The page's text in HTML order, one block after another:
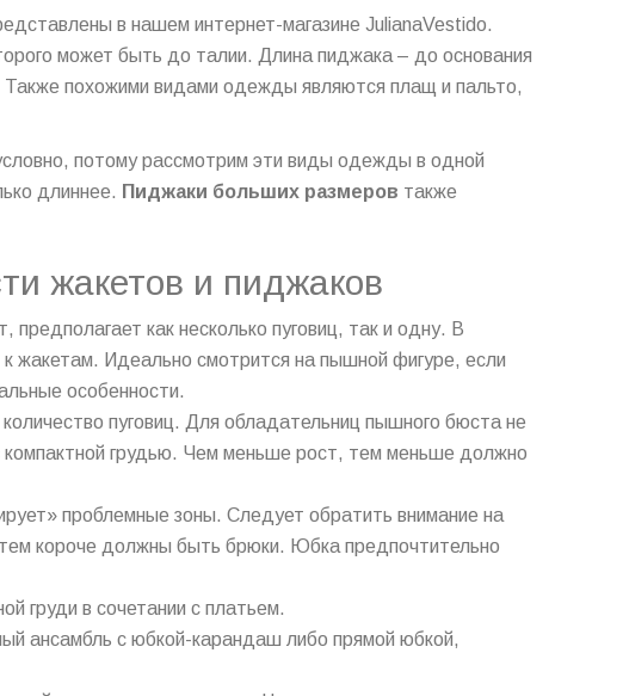
в нашем интернет-магазине JulianaVestido.
может быть до талии. Длина пиджака – до основания
похожими видами одежды являются плащ и пальто,
потому рассмотрим эти виды одежды в одной
длиннее. Пиджаки больших размеров также
жакетов и пиджаков
как несколько пуговиц, так и одну. В
жакетам. Идеально смотрится на пышной фигуре, если
особенности.
пуговиц. Для обладательниц пышного бюста не
грудью. Чем меньше рост, тем меньше должно
проблемные зоны. Следует обратить внимание на
короче должны быть брюки. Юбка предпочтительно
груди в сочетании с платьем.
ансамбль с юбкой-карандаш либо прямой юбкой,